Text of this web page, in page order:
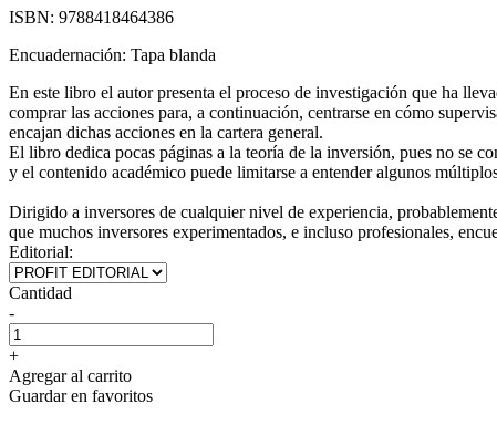
ISBN: 9788418464386
Encuadernación: Tapa blanda
En este libro el autor presenta el proceso de investigación que ha
comprar las acciones para, a continuación, centrarse en cómo
encajan dichas acciones en la cartera general.
El libro dedica pocas páginas a la teoría de la inversión, pues no se
y el contenido académico puede limitarse a entender algunos
Dirigido a inversores de cualquier nivel de experiencia,
que muchos inversores experimentados, e incluso profesionales,
Editorial:
Cantidad
-
+
Agregar al carrito
Guardar en favoritos